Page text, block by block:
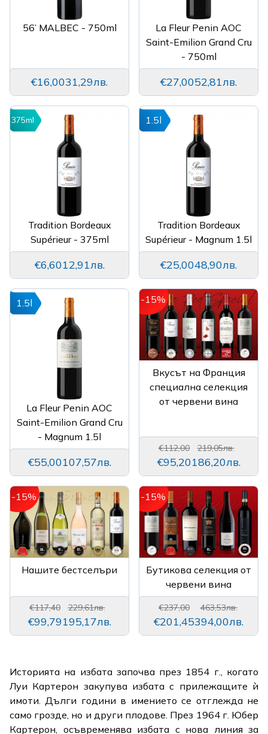
56’ MALBEC - 750ml
€16,0031,29лв.
La Fleur Penin AOC
Saint-Emilion Grand Cru
- 750ml
€27,0052,81лв.
375ml
Tradition Bordeaux
Supérieur - 375ml
€6,6012,91лв.
1.5l
Tradition Bordeaux
Supérieur - Magnum 1.5l
€25,0048,90лв.
1.5l
La Fleur Penin AOC
Saint-Emilion Grand Cru
- Magnum 1.5l
€55,00107,57лв.
-15%
Вкусът на Франция
специална селекция
от червени вина
€112,00
€95,20
219,05лв.
186,20лв.
-15%
Нашите бестселъри
€117,40
€99,79
229,61лв.
195,17лв.
-15%
Бутикова селекция от
червени вина
€237,00
€201,45
463,53лв.
394,00лв.
Историята на избата започва през 1854 г., когато
Луи Картерон закупува избата с прилежащите ѝ
имоти. Дълги години в имението се отглежда не
само грозде, но и други плодове. През 1964 г. Юбер
Картерон, осъвременява избата с нова линия за